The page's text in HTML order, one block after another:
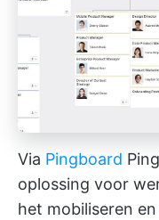
Via Pingboard
oplossing voor
het mobiliseren en